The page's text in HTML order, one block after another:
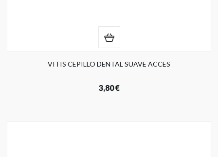
VITIS CEPILLO DENTAL SUAVE ACCES
3,80 €